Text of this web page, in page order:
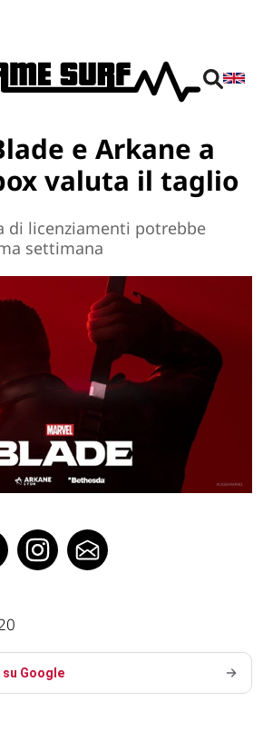
e Arkane a
valuta il taglio
di licenziamenti potrebbe
settimana
su Google